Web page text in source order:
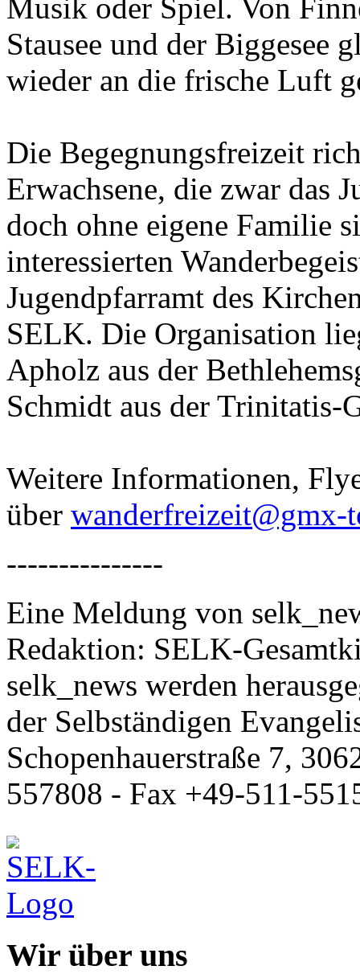
Musik oder Spiel. Von
Stausee und der Biggesee
wieder an die frische Luft
Die Begegnungsfreizeit
Erwachsene, die zwar das
doch ohne eigene Familie
interessierten
Jugendpfarramt des
SELK. Die Organisation
Apholz aus der
Schmidt aus der Trinitatis-
Weitere Informationen,
über wanderfreizeit@gmx-
---------------
Eine Meldung von
Redaktion: SELK-
selk_news werden
der Selbständigen
Schopenhauerstraße 7,
557808 - Fax +49-511-
Wir über uns